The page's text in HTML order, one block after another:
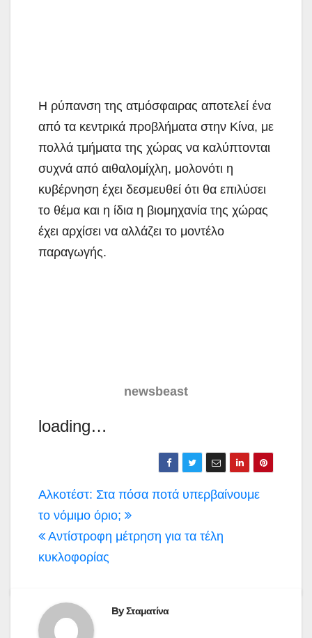
Η ρύπανση της ατμόσφαιρας αποτελεί ένα
από τα κεντρικά προβλήματα στην Κίνα, με
πολλά τμήματα της χώρας να καλύπτονται
συχνά από αιθαλομίχλη, μολονότι η
κυβέρνηση έχει δεσμευθεί ότι θα επιλύσει
το θέμα και η ίδια η βιομηχανία της χώρας
έχει αρχίσει να αλλάζει το μοντέλο
παραγωγής.
newsbeast
loading…
Πλοήγηση
άρθρων
Αλκοτέστ: Στα πόσα ποτά υπερβαίνουμε
το νόμιμο όριο;
Αντίστροφη μέτρηση για τα τέλη
κυκλοφορίας
ByΣταματίνα